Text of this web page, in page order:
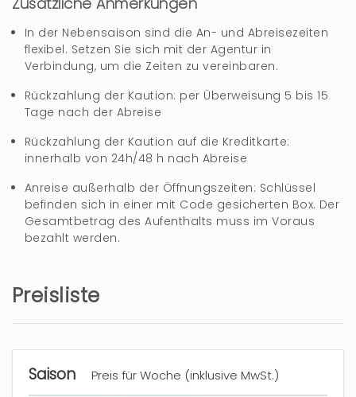
Podrian por favor incluir jabón, bolsos de basura,
2 llaves. El refrigerator no era suffiente frio.
WAR DIES HILFREICH?
5 jahre
Muy bien
Bewertung hinterlassen.
In der Nebensaison sind die An- und Abreisezeiten
flexibel. Setzen Sie sich mit der Agentur in
Verbindung, um die Zeiten zu vereinbaren.
Rückzahlung der Kaution: per Überweisung 5 bis 15
Tage nach der Abreise
Rückzahlung der Kaution auf die Kreditkarte:
innerhalb von 24h/48 h nach Abreise
Anreise außerhalb der Öffnungszeiten: Schlüssel
befinden sich in einer mit Code gesicherten Box. Der
Gesamtbetrag des Aufenthalts muss im Voraus
bezahlt werden.
Preisliste
Saison Preis für Woche (inklusive MwSt.)